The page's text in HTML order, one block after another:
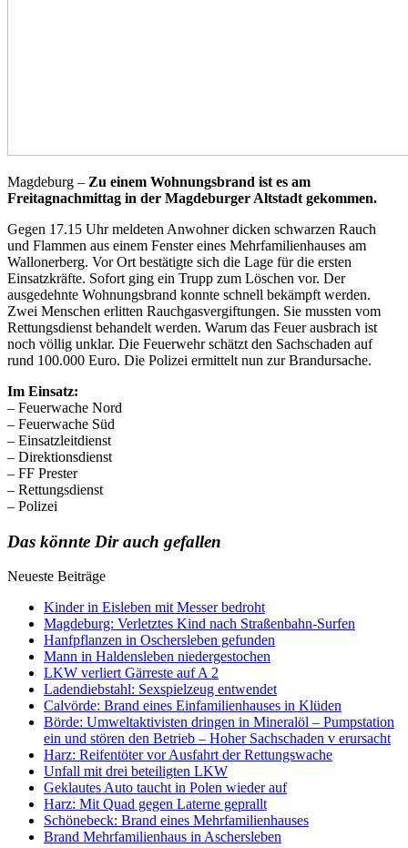
Magdeburg – Zu einem Wohnungsbrand ist es am
Freitagnachmittag in der Magdeburger Altstadt gekommen.
Gegen 17.15 Uhr meldeten Anwohner dicken schwarzen Rauch
und Flammen aus einem Fenster eines Mehrfamilienhauses am
Wallonerberg. Vor Ort bestätigte sich die Lage für die ersten
Einsatzkräfte. Sofort ging ein Trupp zum Löschen vor. Der
ausgedehnte Wohnungsbrand konnte schnell bekämpft werden.
Zwei Menschen erlitten Rauchgasvergiftungen. Sie mussten vom
Rettungsdienst behandelt werden. Warum das Feuer ausbrach ist
noch völlig unklar. Die Feuerwehr schätzt den Sachschaden auf
rund 100.000 Euro. Die Polizei ermittelt nun zur Brandursache.
Im Einsatz:
– Feuerwache Nord
– Feuerwache Süd
– Einsatzleitdienst
– Direktionsdienst
– FF Prester
– Rettungsdienst
– Polizei
Das könnte Dir auch gefallen
Neueste Beiträge
Kinder in Eisleben mit Messer bedroht
Magdeburg: Verletztes Kind nach Straßenbahn-Surfen
Hanfpflanzen in Oschersleben gefunden
Mann in Haldensleben niedergestochen
LKW verliert Gärreste auf A 2
Ladendiebstahl: Sexspielzeug entwendet
Calvörde: Brand eines Einfamilienhauses in Klüden
Börde: Umweltaktivisten dringen in Mineralöl – Pumpstation
ein und stören den Betrieb – Hoher Sachschaden v erursacht
Harz: Reifentöter vor Ausfahrt der Rettungswache
Unfall mit drei beteiligten LKW
Geklautes Auto taucht in Polen wieder auf
Harz: Mit Quad gegen Laterne geprallt
Schönebeck: Brand eines Mehrfamilienhauses
Brand Mehrfamilienhaus in Aschersleben